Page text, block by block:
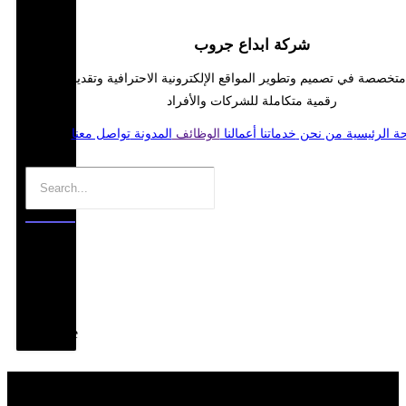
شركة ابداع جروب
في تصميم وتطوير المواقع الإلكترونية الاحترافية وتقديم حلول
رقمية متكاملة للشركات والأفراد
الرئيسية من نحن خدماتنا أعمالنا الوظائف المدونةتواصل معنا
Template